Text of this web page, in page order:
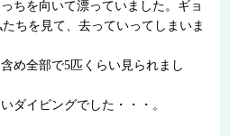
ちを向いて漂っていました。ギョ
ちを見て、去っていってしまいま
め全部で5匹くらい見られまし
ダイビングでした・・・。